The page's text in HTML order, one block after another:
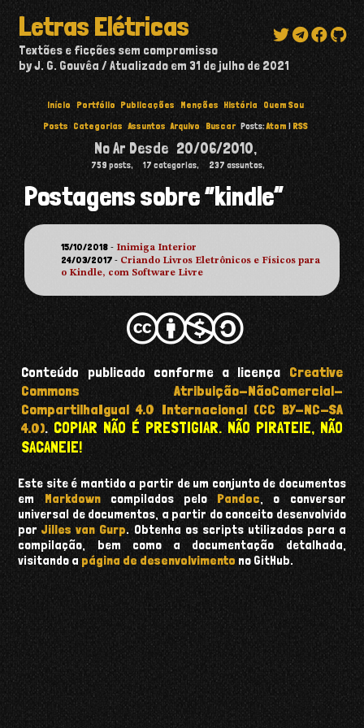
Letras Elétricas
Textões e ficções sem compromisso
by J. G. Gouvêa
Atualizado em31 de julho de 2021
Início Portfólio Publicações Menções História
Quem Sou
Posts Categorias Assuntos Arquivo Buscar Posts:Atom | RSS
No Ar Desde 20/06/2010,
759 posts, 17 categorias, 237 assuntos,
Postagens sobre “kindle”
15/10/2018 - Inimiga Interior
24/03/2017 - Criando Livros Eletrônicos e Físicos para
o Kindle, com Software Livre
Conteúdo publicado conforme a licença Creative
Commons Atribuição-NãoComercial-
CompartilhaIgual 4.0 Internacional (CC BY-NC-SA
4.0). COPIAR NÃO É PRESTIGIAR. NÃO PIRATEIE, NÃO
SACANEIE!
Este site é mantido a partir de um conjunto de documentos
em Markdowncompilados pelo Pandoc , o conversor
universal de documentos, a partir do conceito desenvolvido
porJilles van Gurp. Obtenha os scripts utilizados para a
compilação, bem como a documentação detalhada,
visitando a página de desenvolvimento no GitHub.